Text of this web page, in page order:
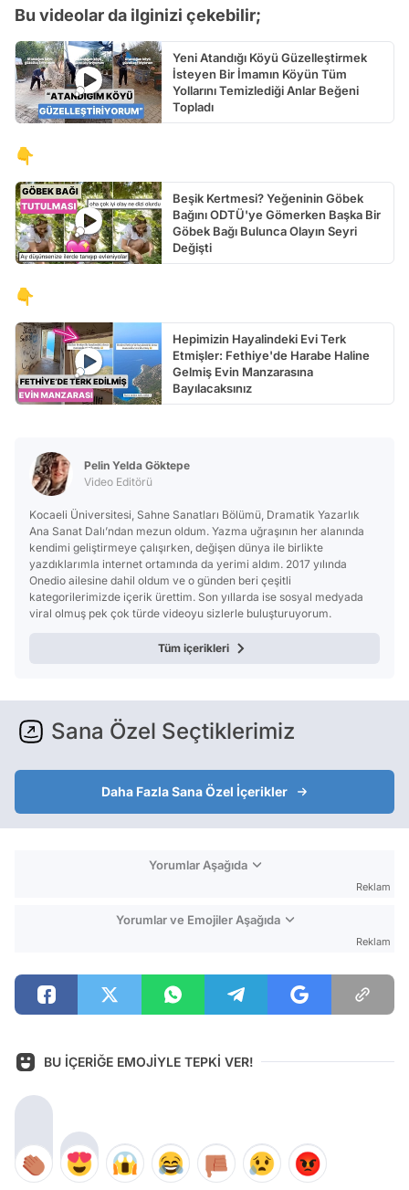
Bu videolar da ilginizi çekebilir;
Yeni Atandığı Köyü Güzelleştirmek
İsteyen Bir İmamın Köyün Tüm
Yollarını Temizlediği Anlar Beğeni
Topladı
👇
Beşik Kertmesi? Yeğeninin Göbek
Bağını ODTÜ'ye Gömerken Başka Bir
Göbek Bağı Bulunca Olayın Seyri
Değişti
👇
Hepimizin Hayalindeki Evi Terk
Etmişler: Fethiye'de Harabe Haline
Gelmiş Evin Manzarasına
Bayılacaksınız
Pelin Yelda Göktepe
Video Editörü
Kocaeli Üniversitesi, Sahne Sanatları Bölümü, Dramatik Yazarlık
Ana Sanat Dalı’ndan mezun oldum. Yazma uğraşının her alanında
kendimi geliştirmeye çalışırken, değişen dünya ile birlikte
yazdıklarımla internet ortamında da yerimi aldım. 2017 yılında
Onedio ailesine dahil oldum ve o günden beri çeşitli
kategorilerimizde içerik ürettim. Son yıllarda ise sosyal medyada
viral olmuş pek çok türde videoyu sizlerle buluşturuyorum.
Tüm içerikleri
Sana Özel Seçtiklerimiz
Daha Fazla Sana Özel İçerikler
Yorumlar Aşağıda
Reklam
Yorumlar ve Emojiler Aşağıda
Reklam
BU İÇERİĞE EMOJİYLE TEPKİ VER!